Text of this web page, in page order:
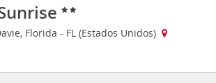
Florida - FL (Estados Unidos)